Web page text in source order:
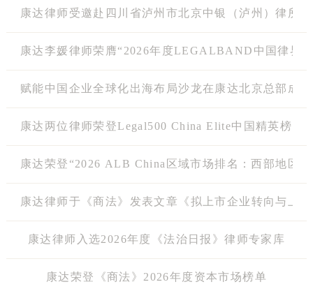
康达律师受邀赴四川省泸州市北京中银（泸州）律所
康达李媛律师荣膺“2026年度LEGALBAND中国律界
赋能中国企业全球化出海布局沙龙在康达北京总部成
康达两位律师荣登Legal500 China Elite中国精英榜（
康达荣登“2026 ALB China区域市场排名：西部地区”
康达律师于《商法》发表文章《拟上市企业转向与上
康达律师入选2026年度《法治日报》律师专家库
康达荣登《商法》2026年度资本市场榜单